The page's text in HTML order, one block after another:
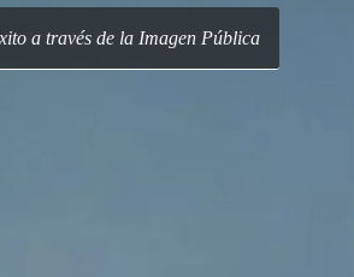
a través de la Imagen Pública